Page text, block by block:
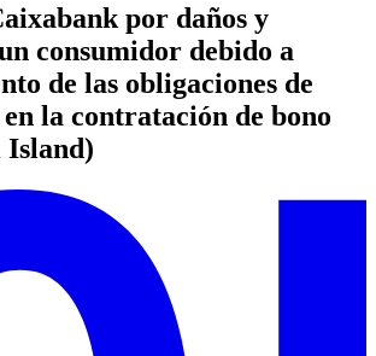
por daños y
consumidor debido a
de las obligaciones de
la contratación de bono
Island)